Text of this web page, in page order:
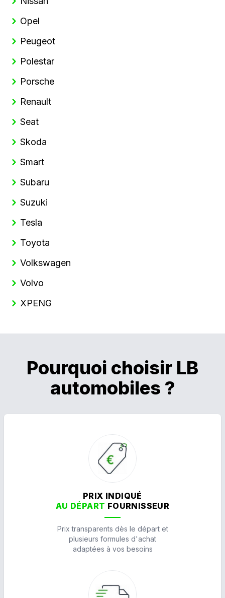
Opel
Peugeot
Polestar
Porsche
Renault
Seat
Skoda
Smart
Subaru
Suzuki
Tesla
Toyota
Volkswagen
Volvo
XPENG
Pourquoi choisir LB
automobiles ?
PRIX INDIQUÉ
AU DÉPART FOURNISSEUR
Prix transparents dès le départ et
plusieurs formules d'achat
adaptées à vos besoins